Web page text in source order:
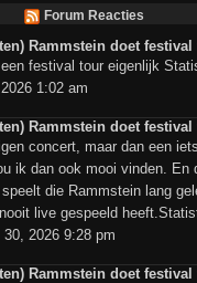
Forum Reacties
Rammstein doet
festival tour eigenlijk
1:02 am
Rammstein doet
concert, maar dan een
ik dan ook mooi vinden. En
die Rammstein lang
live gespeeld
2026 9:28 pm
Rammstein doet